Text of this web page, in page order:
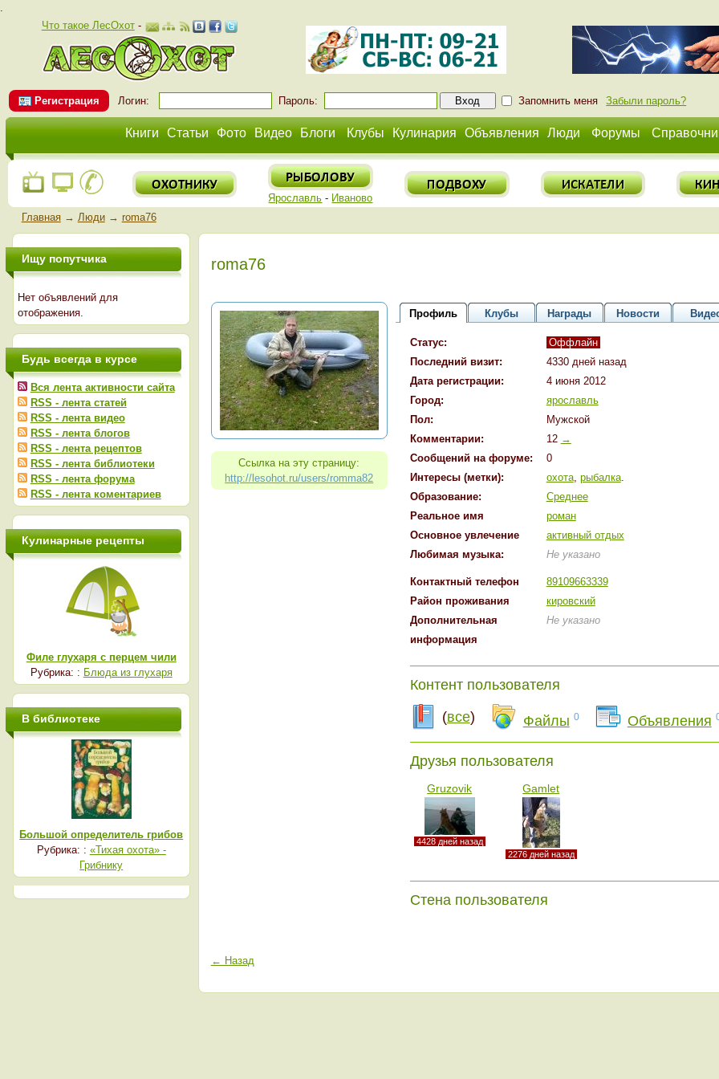
.
Что такое ЛесОхот-
Регистрация Логин: Пароль: Запомнить меня Забыли пароль?
Книги Статьи Фото Видео Блоги Клубы Кулинария Объявления Люди Форумы
Ярославль - Иваново
Главная→ Люди→ roma76
roma76
Ссылка на эту страницу:
http://lesohot.ru/users/romma82
Профиль Клубы Награды Новости
Статус:
Оффлайн
Последний визит:
4330 дней назад
Дата регистрации:
4 июня 2012
Город:
ярославль
Пол:
Мужской
Комментарии:
12 →
Cообщений на форуме:
0
Интересы (метки):
охота, рыбалка.
Образование:
Среднее
Реальное имя
роман
Основное увлечение
активный отдых
Любимая музыка:
Не указано
Контактный телефон
89109663339
Район проживания
кировский
Дополнительная
информация
Не указано
Контент пользователя
(все) Файлы 0 Объявления
Друзья пользователя
Gruzovik
4428 дней назад
Gamlet
2276 дней назад
Стена пользователя
← Назад
Ищу попутчика
Нет объявлений для
отображения.
Будь всегда в курсе
Вся лента активности сайта
RSS - лента статей
RSS - лента видео
RSS - лента блогов
RSS - лента рецептов
RSS - лента библиотеки
RSS - лента форума
RSS - лента коментариев
Кулинарные рецепты
Филе глухаря с перцем чили
Рубрика: : Блюда из глухаря
В библиотеке
Большой определитель грибов
Рубрика: : «Тихая охота» -
Грибнику